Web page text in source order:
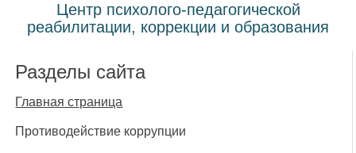
Центр психолого-педагогической
реабилитации, коррекции и образования
Разделы сайта
Главная страница
Противодействие коррупции